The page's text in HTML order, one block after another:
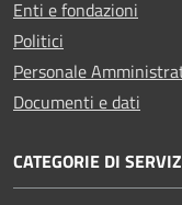
Enti e fondazioni
Politici
Personale
Documenti e dati
CATEGORIE DI